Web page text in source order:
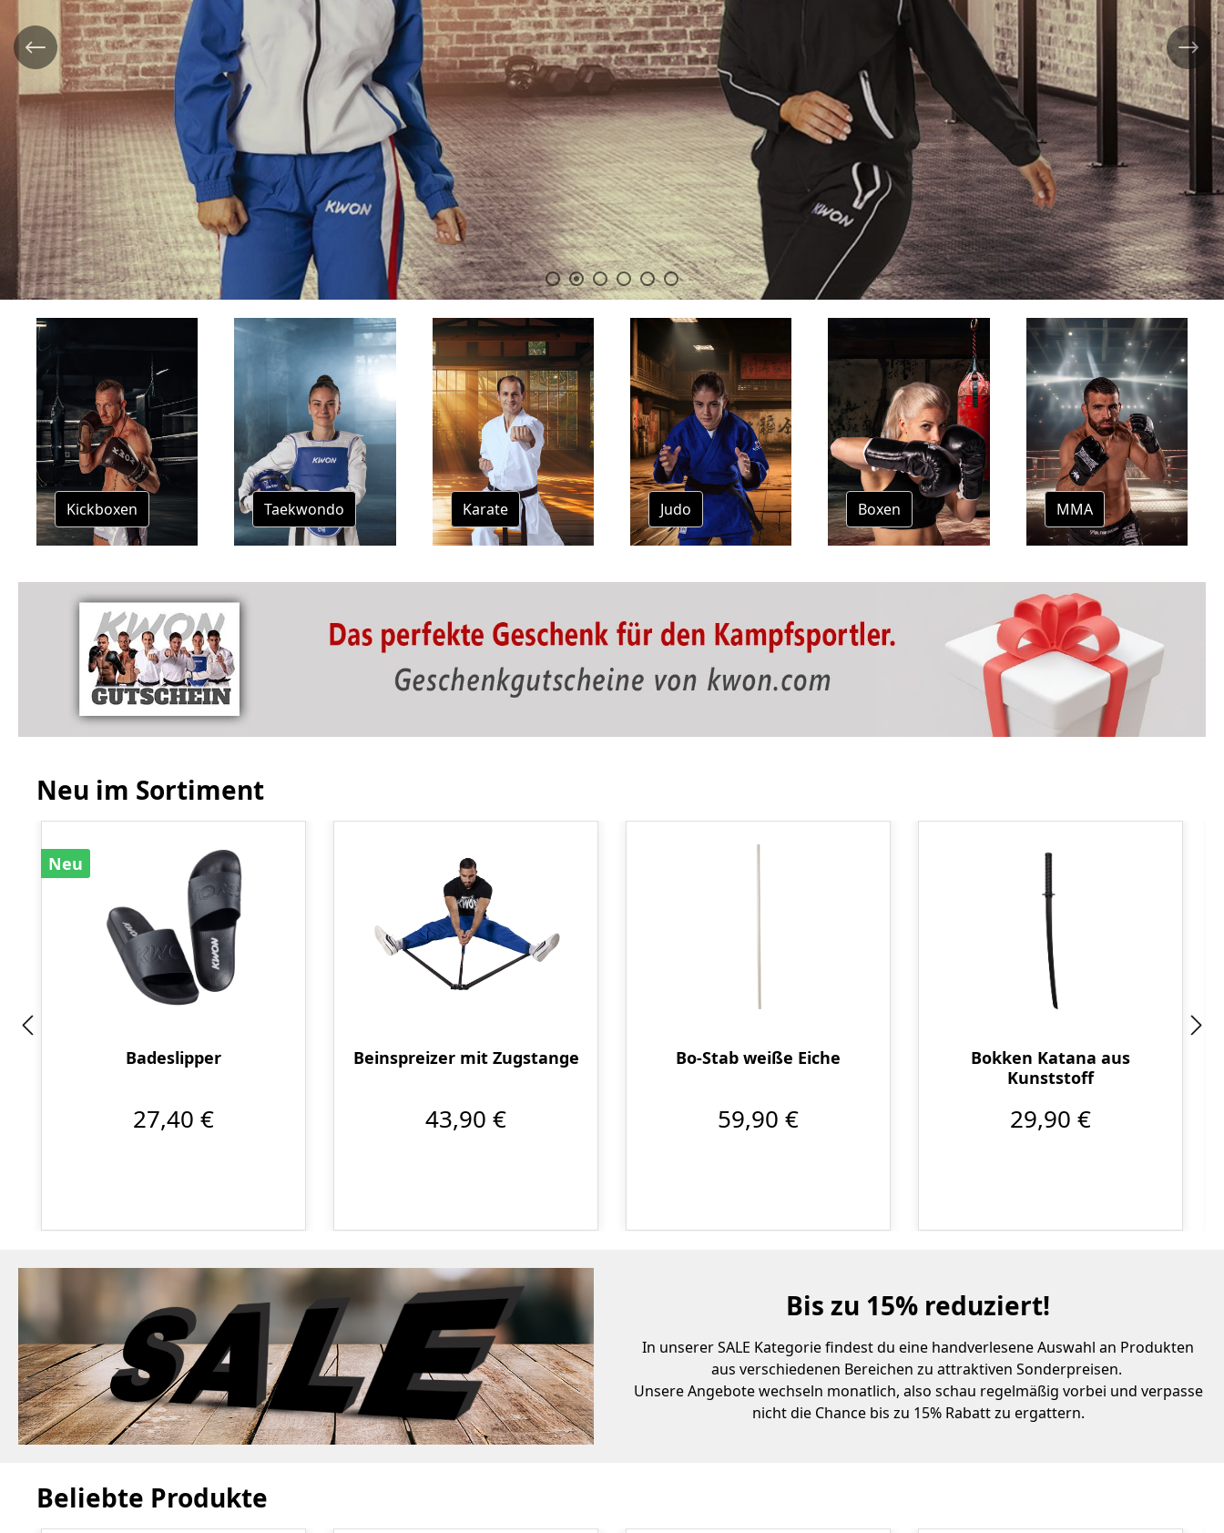
Kickboxen Taekwondo Karate Judo Boxen MMA
Neu im Sortiment
Neu
Badeslipper
27,40 €
Beinspreizer mit Zugstange
43,90 €
Bo-Stab weiße Eiche
59,90 €
Bokken Katana aus
Kunststoff
29,90 €
Bis zu 15% reduziert!
In unserer SALE Kategorie findest du eine handverlesene Auswahl an Produkten
aus verschiedenen Bereichen zu attraktiven Sonderpreisen.
Unsere Angebote wechseln monatlich, also schau regelmäßig vorbei und verpasse
nicht die Chance bis zu 15% Rabatt zu ergattern.
Beliebte Produkte